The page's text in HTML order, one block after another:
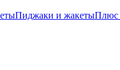
Пиджаки и жакетыПлюс